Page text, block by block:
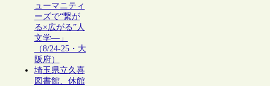
ューマニティ
ーズで“繋が
る×広がる”人
文学―」
（8/24-25・大
阪府）
埼玉県立久喜
図書館、休館